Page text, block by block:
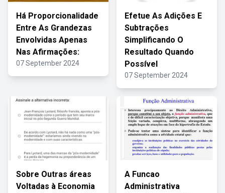
Há Proporcionalidade
Entre As Grandezas
Envolvidas Apenas
Nas Afirmações:
07 September 2024
Efetue As Adições E
Subtrações
Simplificando O
Resultado Quando
Possível
07 September 2024
Sobre Outras áreas
Voltadas à Economia
A Funcao
Administrativa